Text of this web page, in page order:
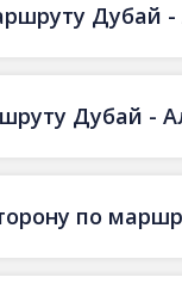
Дубай
Дубай -
по